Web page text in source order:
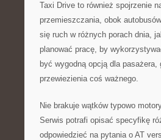
Taxi Drive to również spojrzenie
przemieszczania, obok
się ruch w różnych porach dnia,
planować pracę, by
być wygodną opcją dla
przewiezienia coś ważnego.
Nie brakuje wątków typowo
Serwis potrafi opisać specyfikę
odpowiedzieć na pytania o AT